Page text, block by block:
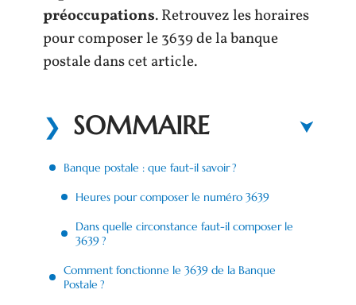
préoccupations. Retrouvez les horaires
pour composer le 3639 de la banque
postale dans cet article.
SOMMAIRE
Banque postale : que faut-il savoir ?
Heures pour composer le numéro 3639
Dans quelle circonstance faut-il composer le
3639 ?
Comment fonctionne le 3639 de la Banque
Postale ?